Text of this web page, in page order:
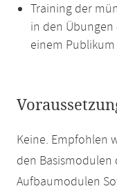
Training der
in den
einem
Keine. Empfohlen
den
Aufbaumodulen